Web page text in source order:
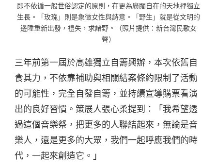
即不依循一般世俗認定的原則，在更為廣闊自在的天地裡獨立
生長。「玫瑰」則是象徵女性與詩意。「野生」就是從文明的
邊陲重新出發，禮失，求諸野。（照片提供：新台灣民歌女
聲）
三年前第一屆於高雄獨立自籌興辦，本次依舊自
食其力，不依靠補助與相關結案條約限制了活動
的可能性，完全自發自籌，並持續宣導購票看演
出的良好習慣。策展人張心柔提到：「我希望透
過這個音樂祭，把更多的人聯結起來，無論是音
樂人，還是更多的大眾，我們一起呼應我們的時
代，一起來創造它。」